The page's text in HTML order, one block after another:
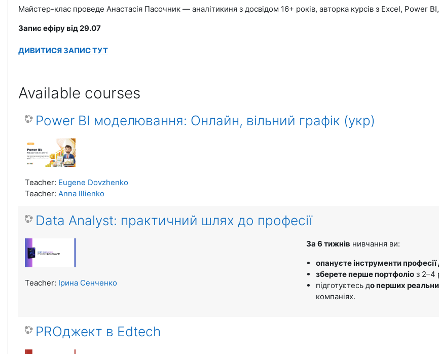
Майстер-клас проведе Анастасія Пасочник — аналітикиня з досвідом 16+ років, авторка курсів з Excel, Power
Запис ефіру від 29.07
ДИВИТИСЯ ЗАПИС ТУТ
Available courses
Power BI моделювання: Онлайн, вільний графік (укр)
Teacher: Eugene Dovzhenko
Teacher: Anna Illienko
Data Analyst: практичний шлях до професії
За 6 тижнів нивчання ви:
опануєте інструменти професії
зберете перше портфоліо з 2–4
підготуєтесь до перших
компаніях.
Teacher: Ірина Сенченко
PROджект в Edtech